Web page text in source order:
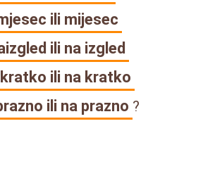
ili mijesec
ili na izgled
ili na kratko
ili na prazno ?